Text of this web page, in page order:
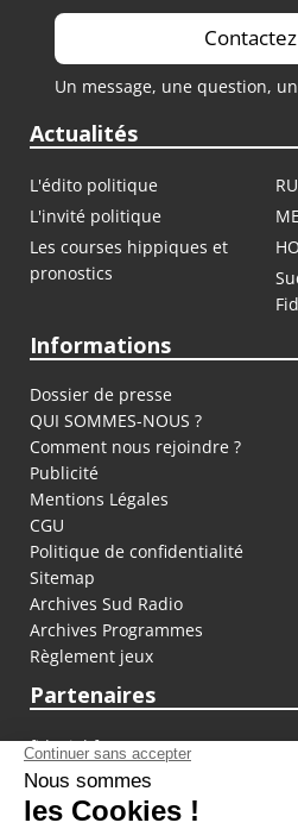
Un message, une question,
Actualités
L'édito politique
L'invité politique
Les courses hippiques et
pronostics
Informations
Dossier de presse
QUI SOMMES-NOUS ?
Comment nous rejoindre ?
Publicité
Mentions Légales
CGU
Politique de confidentialité
Sitemap
Archives Sud Radio
Archives Programmes
Règlement jeux
Partenaires
fiducial.fr
lyoncapitale.fr
olympique-et-lyonnais.com